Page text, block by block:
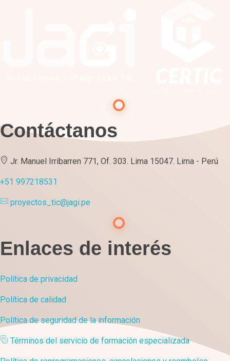
Contáctanos
Jr. Manuel Irribarren 771, Of. 303. Lima 15047. Lima - Perú
+51 997218531
proyectos_tic@jagi.pe
Enlaces de interés
Política de privacidad
Política de calidad
Política de seguridad de la información
Términos del servicio de formación especializada